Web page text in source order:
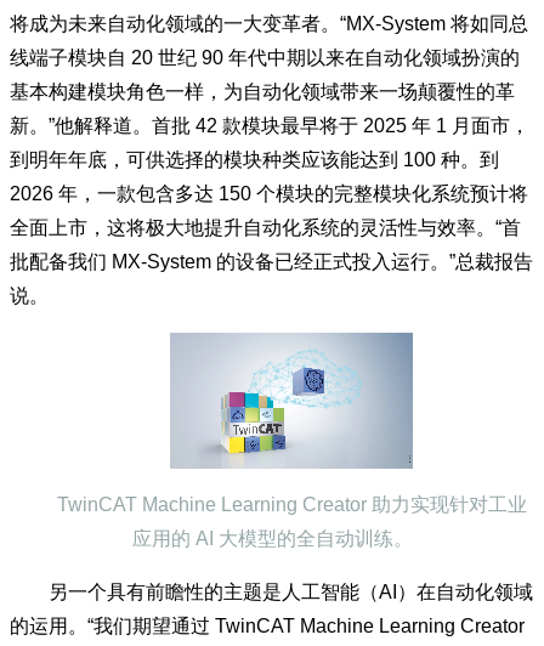
Hans Beckhoff 认为，MX-System 的无控制柜解决方案
将成为未来自动化领域的一大变革者。“MX-System 将如同总
线端子模块自 20 世纪 90 年代中期以来在自动化领域扮演的
基本构建模块角色一样，为自动化领域带来一场颠覆性的革
新。”他解释道。首批 42 款模块最早将于 2025 年 1 月面市，
到明年年底，可供选择的模块种类应该能达到 100 种。到
2026 年，一款包含多达 150 个模块的完整模块化系统预计将
全面上市，这将极大地提升自动化系统的灵活性与效率。“首
批配备我们 MX-System 的设备已经正式投入运行。”总裁报告
TwinCAT Machine Learning Creator 助力实现针对工业
应用的 AI 大模型的全自动训练。
另一个具有前瞻性的主题是人工智能（AI）在自动化领域